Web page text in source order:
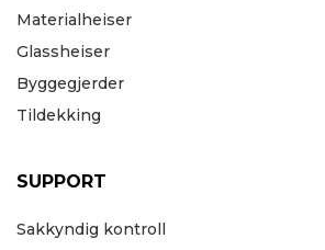
Materialheiser
Glassheiser
Byggegjerder
Tildekking
SUPPORT
Sakkyndig kontroll